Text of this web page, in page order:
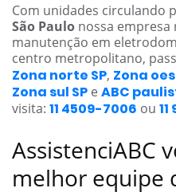
Com unidades circulando
São Paulo nossa empresa
manutenção em
centro metropolitano,
Zona norte SP, Zona
Zona sul SP e ABC
visita: 11 4509-7006 ou
AssistenciABC
melhor equipe